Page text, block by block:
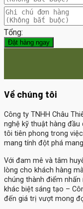
Tổng:
Đặt hàng ngay
Về chúng tôi
Công ty TNHH Châu
nghệ kỹ thuật hàng đầu
tôi tiên phong trong
mang tính đột phá
Với đam mê và tâm
lòng cho khách hàng
chúng thành điểm
khác biệt sáng tạo –
đến giá trị vượt mong